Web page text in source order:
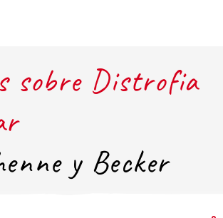
sobre Distrofia
y Becker